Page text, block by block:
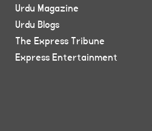
Urdu Magazine
Urdu Blogs
The Express Tribune
Express Entertainment